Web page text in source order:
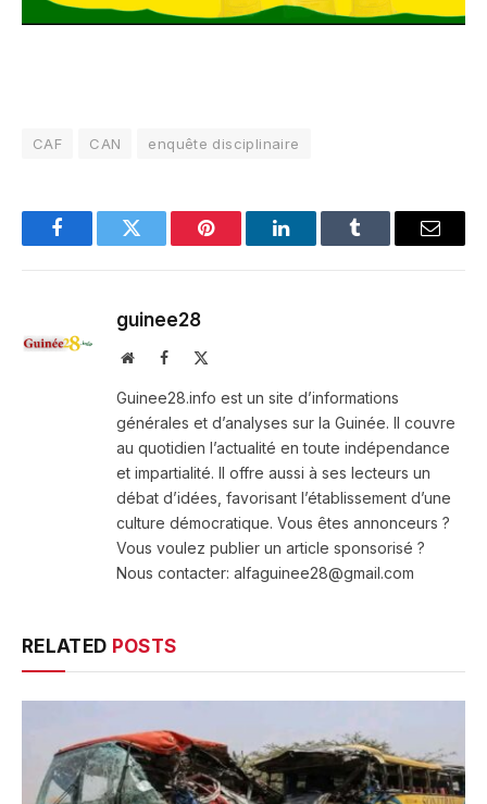
CAF CAN enquête disciplinaire
FacebookTwitter Pinterest LinkedInTumblr Email
guinee28
WebsiteFacebook
Guinee28.info est un site d’informations
générales et d’analyses sur la Guinée. Il couvre
au quotidien l’actualité en toute indépendance
et impartialité. Il offre aussi à ses lecteurs un
débat d’idées, favorisant l’établissement d’une
culture démocratique. Vous êtes annonceurs ?
Vous voulez publier un article sponsorisé ?
Nous contacter: alfaguinee28@gmail.com
RELATED POSTS